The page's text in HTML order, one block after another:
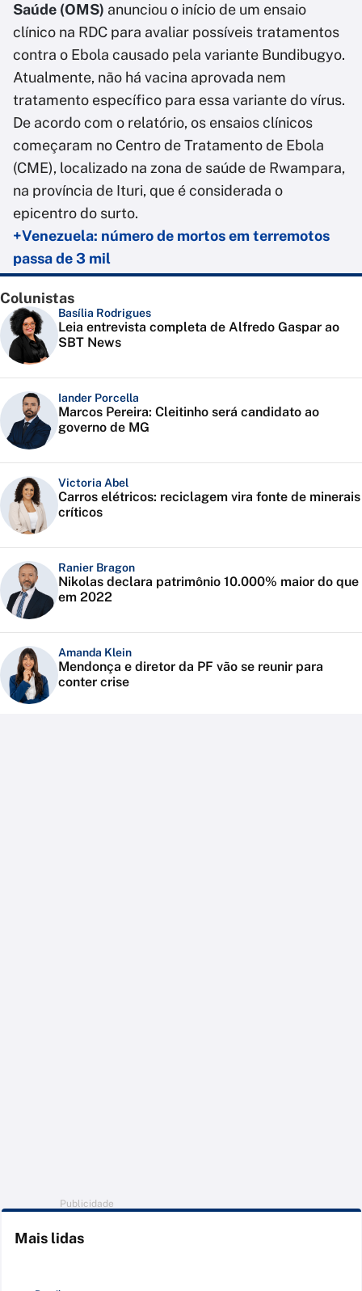
Saúde (OMS) anunciou o início de um ensaio
clínico na RDC para avaliar possíveis tratamentos
contra o Ebola causado pela variante Bundibugyo.
Atualmente, não há vacina aprovada nem
tratamento específico para essa variante do vírus.
De acordo com o relatório, os ensaios clínicos
começaram no Centro de Tratamento de Ebola
(CME), localizado na zona de saúde de Rwampara,
na província de Ituri, que é considerada o
epicentro do surto.
+Venezuela: número de mortos em terremotos
passa de 3 mil
Colunistas
Basília Rodrigues
Leia entrevista completa de Alfredo Gaspar ao
SBT News
Iander Porcella
Marcos Pereira: Cleitinho será candidato ao
governo de MG
Victoria Abel
Carros elétricos: reciclagem vira fonte de minerais
críticos
Ranier Bragon
Nikolas declara patrimônio 10.000% maior do que
em 2022
Amanda Klein
Mendonça e diretor da PF vão se reunir para
conter crise
Publicidade
Mais lidas